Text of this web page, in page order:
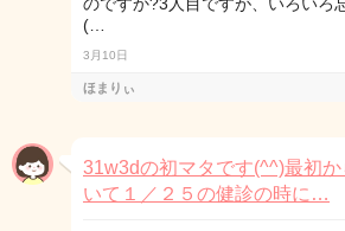
(…
3月10日
ほまりぃ
31w3dの初マタです(^^)最初
いて１／２５の健診の時に…